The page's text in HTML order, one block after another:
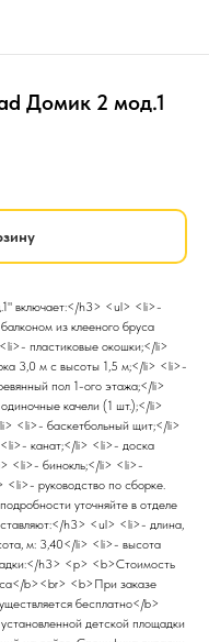
Домик 2 мод.1
включает:</h3> <ul> <li>-
из клееного бруса
пластиковые окошки;</li>
3,0 м c высоты 1,5 м;</li> <li>-
пол 1-ого этажа;</li>
качели (1 шт.);</li>
<li>- баскетбольный щит;</li>
канат;</li> <li>- доска
<li>- бинокль;</li> <li>-
<li>- руководство по сборке.
уточняйте в отделе
h3> <ul> <li>- длина,
м: 3,40</li> <li>- высота
h3> <p> <b>Стоимость
b><br> <b>При заказе
бесплатно</b>
детской площадки